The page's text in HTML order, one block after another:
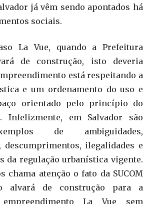
já vêm sendo apontados há
sociais.
La Vue, quando a Prefeitura
de construção, isto deveria
está respeitando a
e um ordenamento do uso e
orientado pelo princípio do
Infelizmente, em Salvador são
de ambiguidades,
descumprimentos, ilegalidades e
da regulação urbanística vigente.
chama atenção o fato da SUCOM
alvará de construção para a
La Vue sem